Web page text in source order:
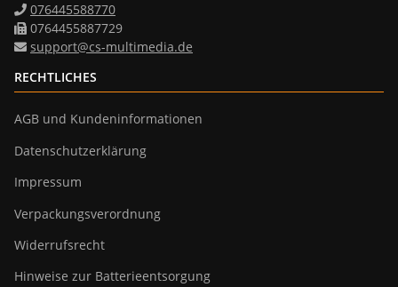
076445588770
0764455887729
support@cs-multimedia.de
RECHTLICHES
AGB und Kundeninformationen
Datenschutzerklärung
Impressum
Verpackungsverordnung
Widerrufsrecht
Hinweise zur Batterieentsorgung